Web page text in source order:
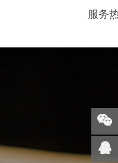
服务
关注
微信